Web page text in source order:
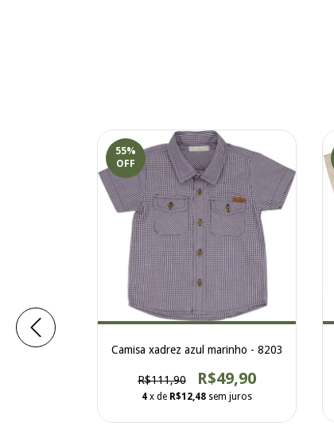
- 8202
55%
OFF
Camisa xadrez azul marinho - 8203
R$111,90 R$49,90
4 x de R$12,48 sem juros